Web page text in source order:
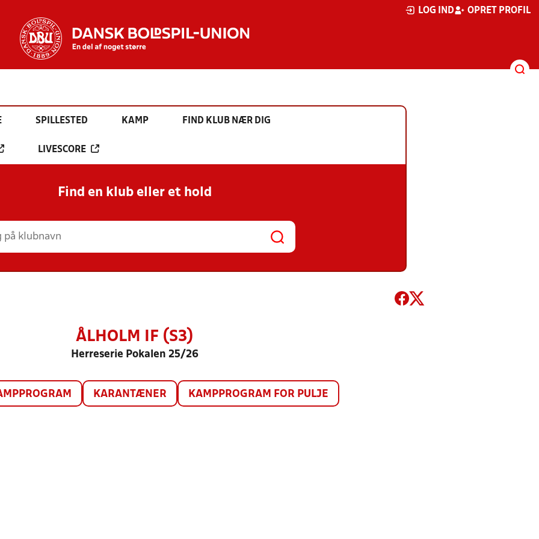
LOG IND OPRET PROFIL
SPILLESTED KAMP FIND KLUB NÆR DIG
LIVESCORE
Find en klub eller et hold
ÅLHOLM IF (S3)
Herreserie Pokalen 25/26
KARANTÆNER KAMPPROGRAM FOR PULJE